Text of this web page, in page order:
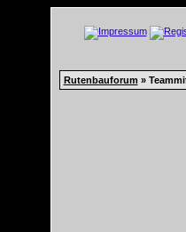
Rutenbauforum »